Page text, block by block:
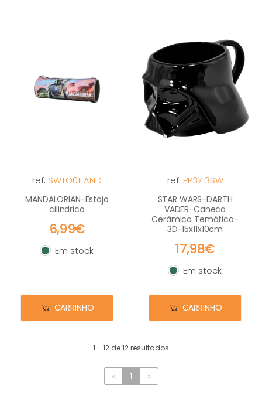
ref: SWTO01LAND
MANDALORIAN-Estojo
cilindrico
6,99€
Em stock
Em stock
CARRINHO
ref: PP3713SW
STAR WARS-DARTH
VADER-Caneca
Cerâmica Temática-
3D-15x11x10cm
17,98€
Em stock
Em stock
CARRINHO
1 - 12 de 12 resultados
« 1 »